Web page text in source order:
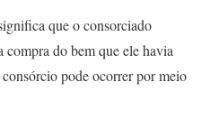
que o consorciado
compra do bem que ele havia
pode ocorrer por meio